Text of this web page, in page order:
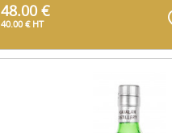
48.00 €
40.00 € HT